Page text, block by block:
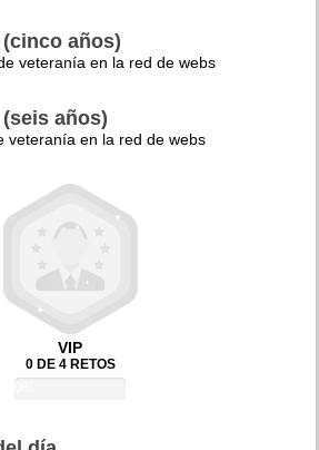
años)
veteranía en la red de webs
años)
veteranía en la red de webs
VIP
0 DE 4 RETOS